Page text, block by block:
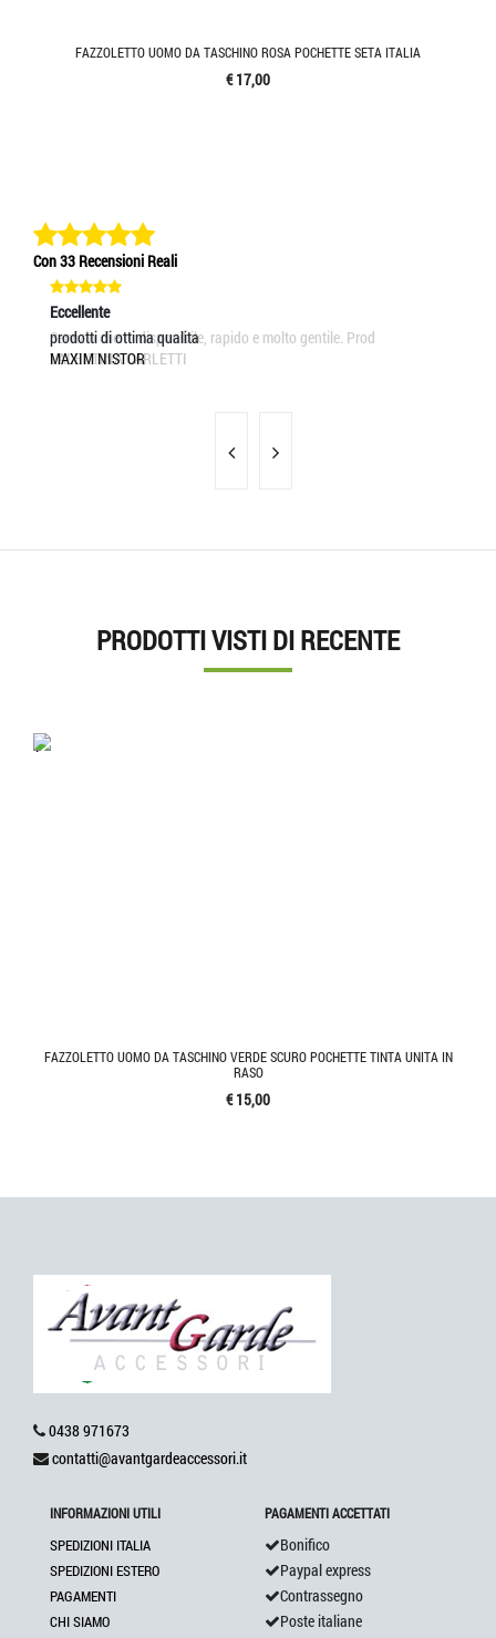
FAZZOLETTO UOMO DA TASCHINO ROSA POCHETTE SETA ITALIA
€ 17,00
Con 33 Recensioni Reali
Eccellente
Servizio clienti disponibile, rapido e molto gentile. Prod
VALENTINA CARLETTI
Eccellente
prodotti di ottima qualita
MAXIM NISTOR
PRODOTTI VISTI DI RECENTE
'.'
FAZZOLETTO UOMO DA TASCHINO VERDE SCURO POCHETTE TINTA UNITA IN
RASO
€ 15,00
0438 971673
contatti@avantgardeaccessori.it
INFORMAZIONI UTILI
SPEDIZIONI ITALIA
SPEDIZIONI ESTERO
PAGAMENTI
CHI SIAMO
PAGAMENTI ACCETTATI
Bonifico
Paypal express
Contrassegno
Poste italiane